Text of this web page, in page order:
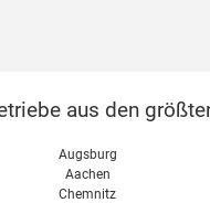
aus den
Augsburg
Aachen
Chemnitz